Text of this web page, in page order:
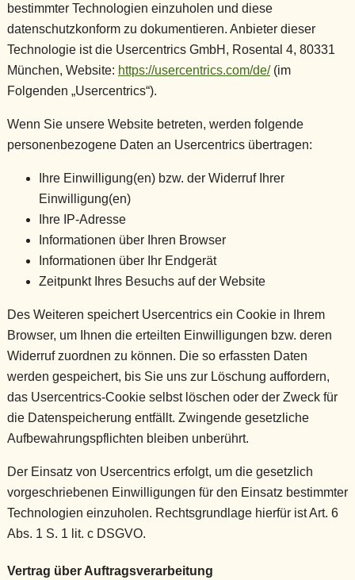
bestimmter Technologien einzuholen und diese
datenschutzkonform zu dokumentieren. Anbieter dieser
Technologie ist die Usercentrics GmbH, Rosental 4, 80331
München, Website: https://usercentrics.com/de/(im
Folgenden „Usercentrics“).
Wenn Sie unsere Website betreten, werden folgende
personenbezogene Daten an Usercentrics übertragen:
Ihre Einwilligung(en) bzw. der Widerruf Ihrer
Einwilligung(en)
Ihre IP-Adresse
Informationen über Ihren Browser
Informationen über Ihr Endgerät
Zeitpunkt Ihres Besuchs auf der Website
Des Weiteren speichert Usercentrics ein Cookie in Ihrem
Browser, um Ihnen die erteilten Einwilligungen bzw. deren
Widerruf zuordnen zu können. Die so erfassten Daten
werden gespeichert, bis Sie uns zur Löschung auffordern,
das Usercentrics-Cookie selbst löschen oder der Zweck für
die Datenspeicherung entfällt. Zwingende gesetzliche
Aufbewahrungspflichten bleiben unberührt.
Der Einsatz von Usercentrics erfolgt, um die gesetzlich
vorgeschriebenen Einwilligungen für den Einsatz bestimmter
Technologien einzuholen. Rechtsgrundlage hierfür ist Art. 6
Abs. 1 S. 1 lit. c DSGVO.
Vertrag über Auftragsverarbeitung